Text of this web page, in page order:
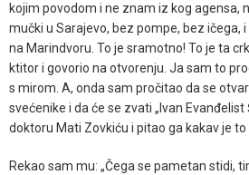
kojim povodom i ne znam iz kog agensa,
mučki u Sarajevo, bez pompe, bez ičega,
na Marindvoru. To je sramotno! To je ta
ktitor i govorio na otvorenju. Ja sam to
s mirom. A, onda sam pročitao da se
svećenike i da će se zvati „Ivan Evanđelist
doktoru Mati Zovkiću i pitao ga kakav je to
Rekao sam mu: „Čega se pametan stidi,